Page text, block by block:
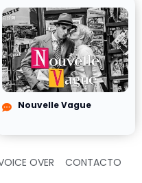
Nouvelle Vague
OVER CONTACTO